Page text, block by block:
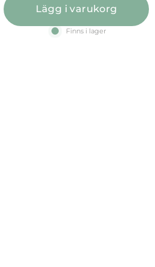
Lägg i varukorg
Finns i lager